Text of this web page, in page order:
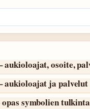
osoite,
aukioloajat ja palvelut
symbolien